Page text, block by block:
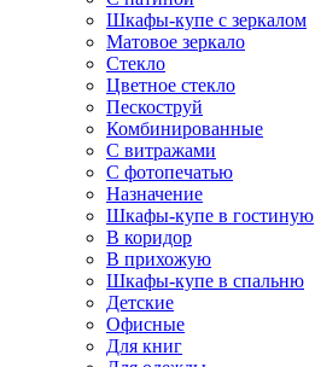
Шкафы-купе с зеркалом
Матовое зеркало
Стекло
Цветное стекло
Пескоструй
Комбинированные
С витражами
С фотопечатью
Назначение
Шкафы-купе в гостиную
В коридор
В прихожую
Шкафы-купе в спальню
Детские
Офисные
Для книг